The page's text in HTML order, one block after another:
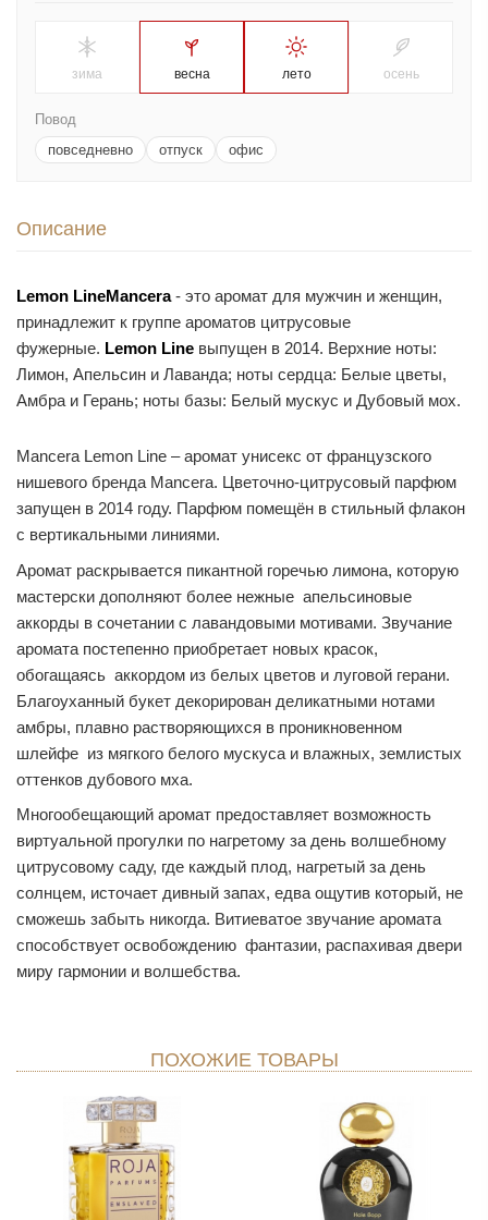
зима весна лето осень
Повод
повседневно
отпуск офис
Описание
Lemon LineMancera- это аромат для мужчин и женщин,
принадлежит к группе ароматов цитрусовые
фужерные. Lemon Line выпущен в 2014. Верхние ноты:
Лимон, Апельсин и Лаванда; ноты сердца: Белые цветы,
Амбра и Герань; ноты базы: Белый мускус и Дубовый мох.
Mancera Lemon Line – аромат унисекс от французского
нишевого бренда Mancera. Цветочно-цитрусовый парфюм
запущен в 2014 году. Парфюм помещён в стильный флакон
с вертикальными линиями.
Аромат раскрывается пикантной горечью лимона, которую
мастерски дополняют более нежные апельсиновые
аккорды в сочетании с лавандовыми мотивами. Звучание
аромата постепенно приобретает новых красок,
обогащаясь аккордом из белых цветов и луговой герани.
Благоуханный букет декорирован деликатными нотами
амбры, плавно растворяющихся в проникновенном
шлейфе из мягкого белого мускуса и влажных, землистых
оттенков дубового мха.
Многообещающий аромат предоставляет возможность
виртуальной прогулки по нагретому за день волшебному
цитрусовому саду, где каждый плод, нагретый за день
солнцем, источает дивный запах, едва ощутив который, не
сможешь забыть никогда. Витиеватое звучание аромата
способствует освобождению фантазии, распахивая двери
миру гармонии и волшебства.
ПОХОЖИЕ ТОВАРЫ